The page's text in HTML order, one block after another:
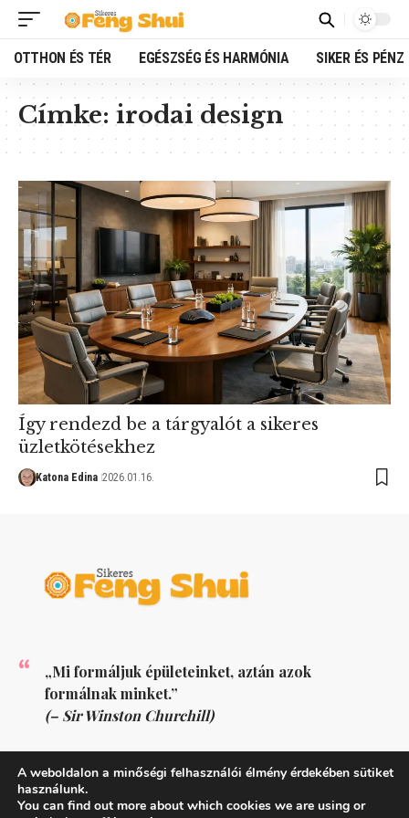
OTTHON ÉS TÉR EGÉSZSÉG ÉS HARMÓNIA SIKER ÉS PÉNZ
Címke:irodai design
Így rendezd be a tárgyalót a sikeres
üzletkötésekhez
Katona Edina 2026.01.16.
„Mi formáljuk épületeinket, aztán azok
formálnak minket.”
(– Sir Winston Churchill)
A weboldalon a minőségi felhasználói élmény érdekében sütiket
használunk.
You can find out more about which cookies we are using or